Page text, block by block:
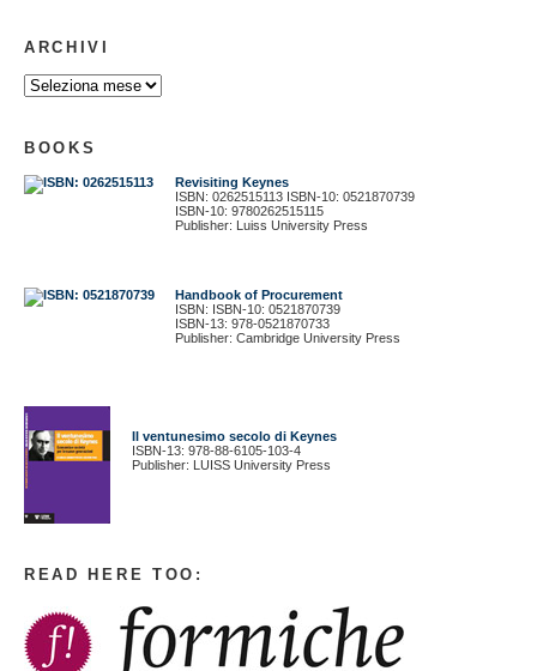
ARCHIVI
BOOKS
Revisiting Keynes
ISBN: 0262515113 ISBN-10: 0521870739
ISBN-10: 9780262515115
Publisher: Luiss University Press
Handbook of Procurement
ISBN: ISBN-10: 0521870739
ISBN-13: 978-0521870733
Publisher: Cambridge University Press
Il ventunesimo secolo di Keynes
ISBN-13: 978-88-6105-103-4
Publisher: LUISS University Press
READ HERE TOO: